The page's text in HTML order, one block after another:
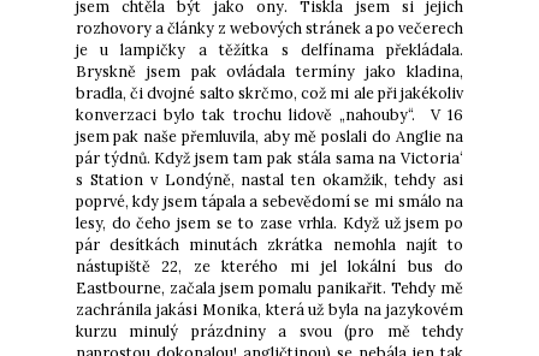
jsem chtěla být jako ony. Tiskla jsem si jejich
rozhovory a články z webových stránek a po večerech
je u lampičky a těžítka s delfínama překládala.
Bryskně jsem pak ovládala termíny jako kladina,
bradla, či dvojné salto skrčmo, což mi ale při jakékoliv
konverzaci bylo tak trochu lidově „nahouby“. V 16
jsem pak naše přemluvila, aby mě poslali do Anglie na
pár týdnů. Když jsem tam pak stála sama na Victoria‘
s Station v Londýně, nastal ten okamžik, tehdy asi
poprvé, kdy jsem tápala a sebevědomí se mi smálo na
lesy, do čeho jsem se to zase vrhla. Když už jsem po
pár desítkách minutách zkrátka nemohla najít to
nástupiště 22, ze kterého mi jel lokální bus do
Eastbourne, začala jsem pomalu panikařit. Tehdy mě
zachránila jakási Monika, která už byla na jazykovém
kurzu minulý prázdniny a svou (pro mě tehdy
naprostou dokonalou! angličtinou) se nebála jen tak